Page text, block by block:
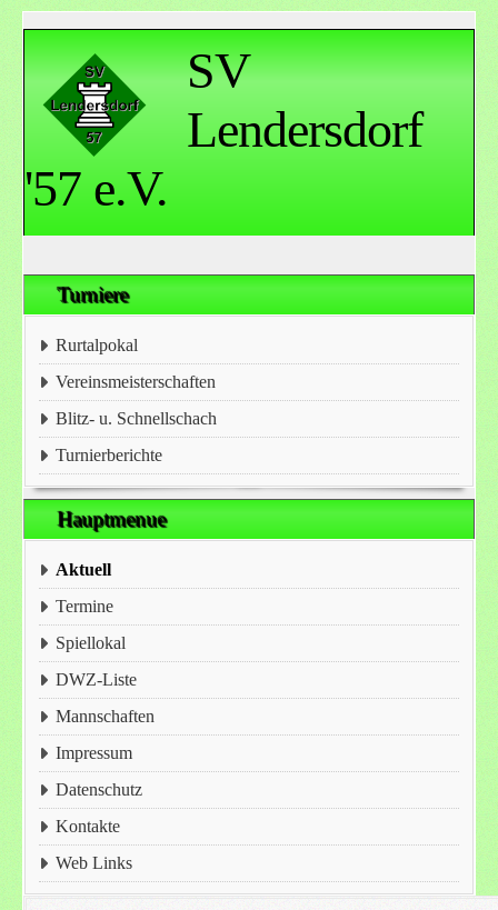
SV
Lendersdorf
'57 e.V.
Turniere
Rurtalpokal
Vereinsmeisterschaften
Blitz- u. Schnellschach
Turnierberichte
Hauptmenue
Aktuell
Termine
Spiellokal
DWZ-Liste
Mannschaften
Impressum
Datenschutz
Kontakte
Web Links